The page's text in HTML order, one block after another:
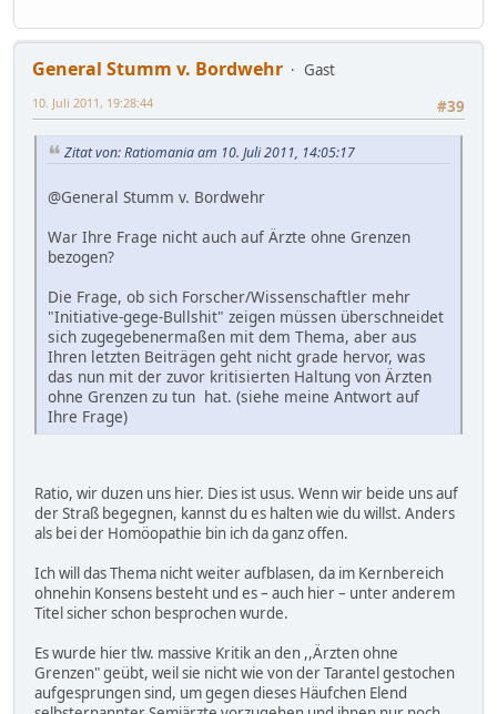
General Stumm v. Bordwehr
Gast
#39
10. Juli 2011, 19:28:44
Zitat von: Ratiomania am 10. Juli 2011, 14:05:17
@General Stumm v. Bordwehr
War Ihre Frage nicht auch auf Ärzte ohne Grenzen
bezogen?
Die Frage, ob sich Forscher/Wissenschaftler mehr
"Initiative-gege-Bullshit" zeigen müssen überschneidet
sich zugegebenermaßen mit dem Thema, aber aus
Ihren letzten Beiträgen geht nicht grade hervor, was
das nun mit der zuvor kritisierten Haltung von Ärzten
ohne Grenzen zu tun hat. (siehe meine Antwort auf
Ihre Frage)
Ratio, wir duzen uns hier. Dies ist usus. Wenn wir beide uns auf
der Straß begegnen, kannst du es halten wie du willst. Anders
als bei der Homöopathie bin ich da ganz offen.
Ich will das Thema nicht weiter aufblasen, da im Kernbereich
ohnehin Konsens besteht und es – auch hier – unter anderem
Titel sicher schon besprochen wurde.
Es wurde hier tlw. massive Kritik an den ,,Ärzten ohne
Grenzen" geübt, weil sie nicht wie von der Tarantel gestochen
aufgesprungen sind, um gegen dieses Häufchen Elend